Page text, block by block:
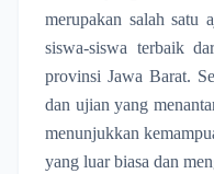
merupakan salah satu
siswa-siswa terbaik
provinsi Jawa Barat.
dan ujian yang
menunjukkan
yang luar biasa dan